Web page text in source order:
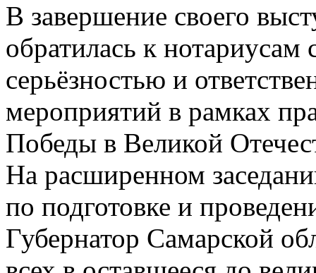
В завершение своего
обратилась к
серьёзностью и
мероприятий в рамках
Победы в Великой
На расширенном
по подготовке и
Губернатор Самарской